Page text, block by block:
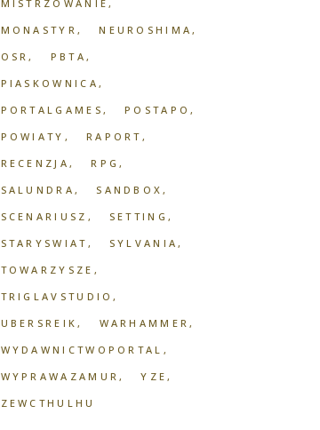
MISTRZOWANIE
MONASTYR
NEUROSHIMA
OSR
PBTA
PIASKOWNICA
PORTALGAMES
POSTAPO
POWIATY
RAPORT
RECENZJA
RPG
SALUNDRA
SANDBOX
SCENARIUSZ
SETTING
STARYSWIAT
SYLVANIA
TOWARZYSZE
TRIGLAVSTUDIO
UBERSREIK
WARHAMMER
WYDAWNICTWOPORTAL
WYPRAWAZAMUR
YZE
ZEWCTHULHU